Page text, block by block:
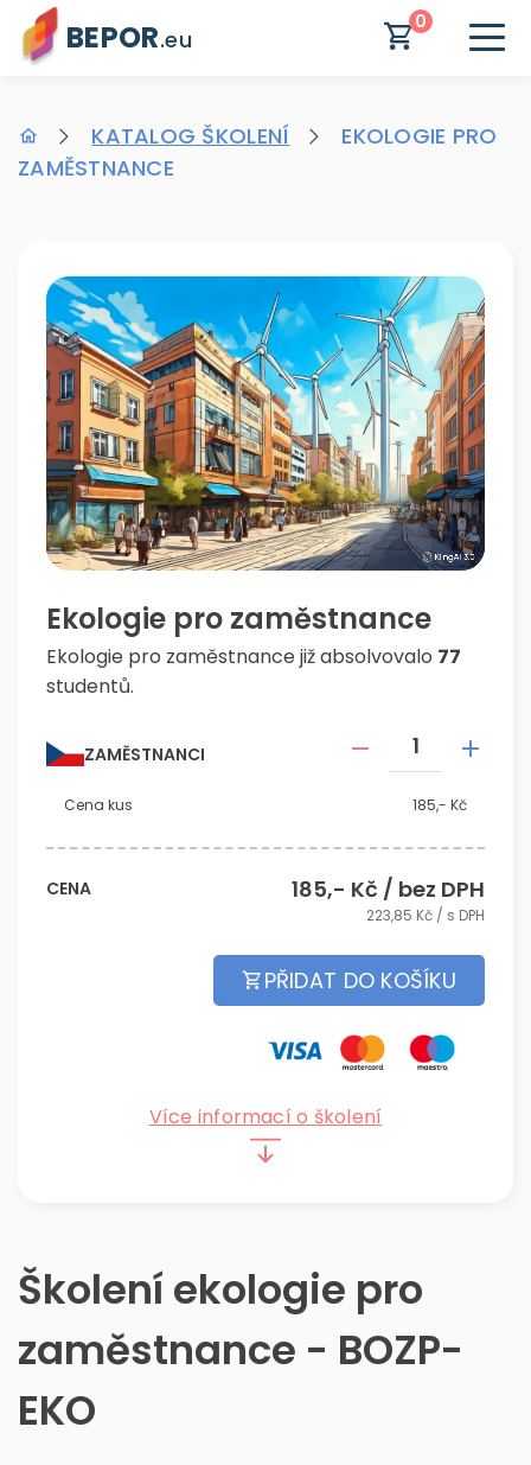
BEPOR.eu
0
KATALOG ŠKOLENÍ
EKOLOGIE PRO
ZAMĚSTNANCE
Ekologie pro zaměstnance
Ekologie pro zaměstnance již absolvovalo 77
studentů.
ZAMĚSTNANCI
Cena kus 185,- Kč
CENA 185,- Kč / bez DPH
223,85 Kč / s DPH
PŘIDAT DO KOŠÍKU
Více informací o školení
Školení ekologie pro
zaměstnance - BOZP-
EKO